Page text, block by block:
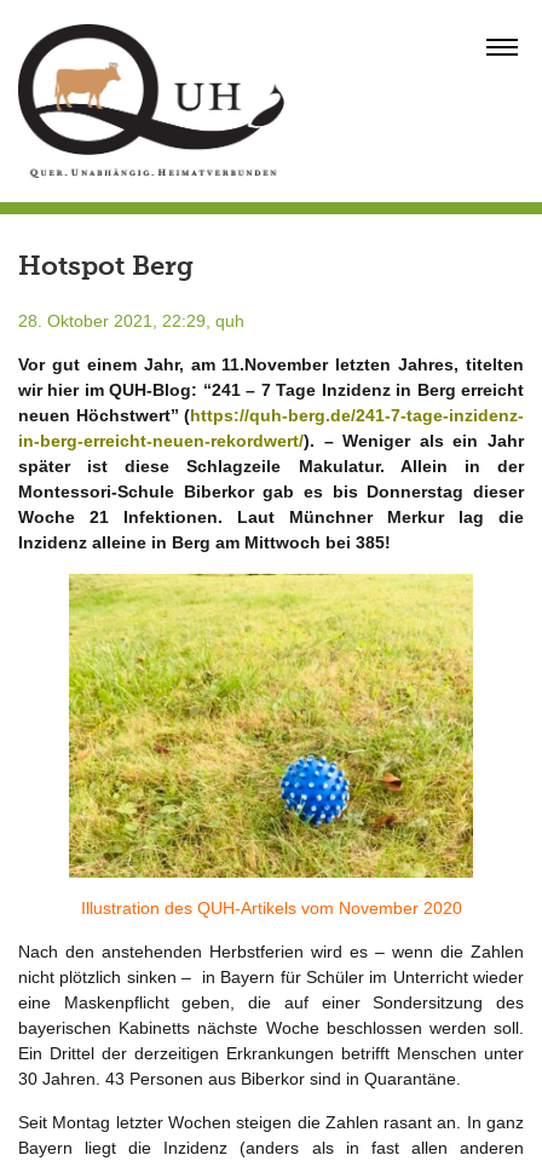
content
Hotspot Berg
28. Oktober 2021, 22:29, quh
Vor gut einem Jahr, am 11.November letzten Jahres, titelten
wir hier im QUH-Blog: “241 – 7 Tage Inzidenz in Berg erreicht
neuen Höchstwert” (https://quh-berg.de/241-7-tage-inzidenz-
in-berg-erreicht-neuen-rekordwert/). – Weniger als ein Jahr
später ist diese Schlagzeile Makulatur. Allein in der
Montessori-Schule Biberkor gab es bis Donnerstag dieser
Woche 21 Infektionen. Laut Münchner Merkur lag die
Inzidenz alleine in Berg am Mittwoch bei 385!
Illustration des QUH-Artikels vom November 2020
Nach den anstehenden Herbstferien wird es – wenn die Zahlen
nicht plötzlich sinken – in Bayern für Schüler im Unterricht wieder
eine Maskenpflicht geben, die auf einer Sondersitzung des
bayerischen Kabinetts nächste Woche beschlossen werden soll.
Ein Drittel der derzeitigen Erkrankungen betrifft Menschen unter
30 Jahren. 43 Personen aus Biberkor sind in Quarantäne.
Seit Montag letzter Wochen steigen die Zahlen rasant an. In ganz
Bayern liegt die Inzidenz (anders als in fast allen anderen